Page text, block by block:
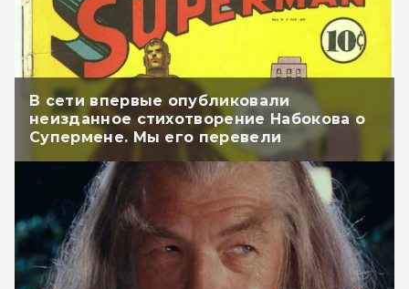
В сети впервые опубликовали
неизданное стихотворение Набокова о
Супермене. Мы его перевели